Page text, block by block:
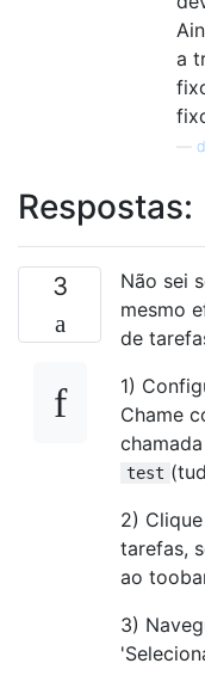
a
Respostas:
3
Não sei
mesmo
de
1)
Chame
chamada
test
2)
tarefas,
ao
3)